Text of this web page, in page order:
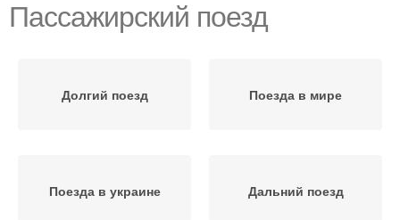
Пассажирский поезд
Долгий поезд Поезда в мире
Поезда в украине Дальний поезд